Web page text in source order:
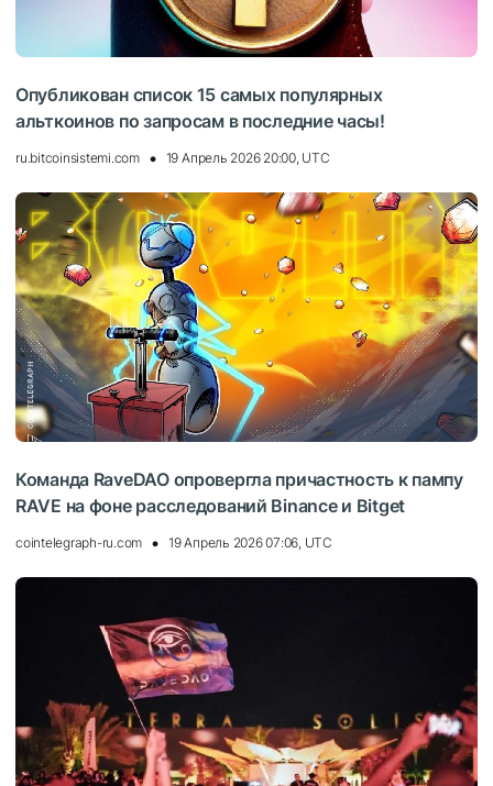
Опубликован список 15 самых популярных
альткоинов по запросам в последние часы!
ru.bitcoinsistemi.com 19 Апрель 2026 20:00, UTC
Команда RaveDAO опровергла причастность к пампу
RAVE на фоне расследований Binance и Bitget
cointelegraph-ru.com 19 Апрель 2026 07:06, UTC